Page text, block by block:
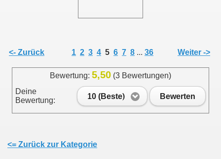
<- Zurück 1 2 3 4 5 6 7 8 ... 36 Weiter ->
Bewertung: 5,50 (3 Bewertungen)
Deine
Bewertung:
10 (Beste) Bewerten
<= Zurück zur Kategorie